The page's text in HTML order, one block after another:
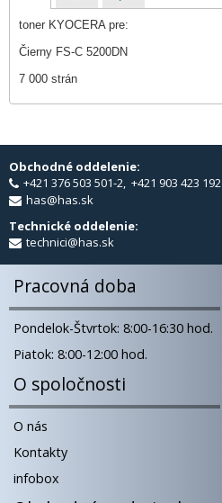
toner KYOCERA pre:
Čierny FS-C 5200DN
7 000 strán
Obchodné oddelenie:
+421 376 503 501-2, +421 903 423 192
has@has.sk
Technické oddelenie:
technici@has.sk
Pracovná doba
Pondelok-Štvrtok: 8:00-16:30 hod.
Piatok: 8:00-12:00 hod.
O spoločnosti
O nás
Kontakty
infobox